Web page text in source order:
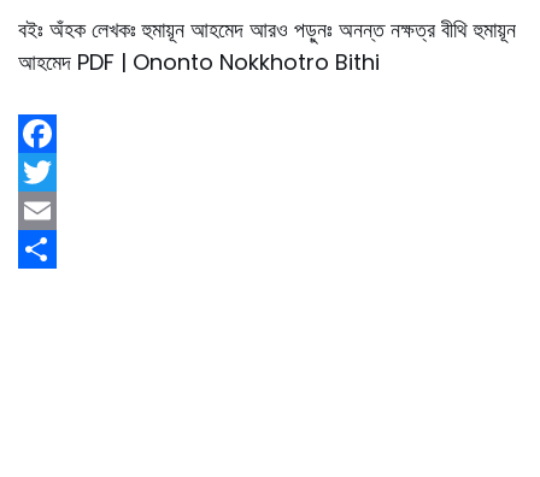
বইঃ অঁহক লেখকঃ হুমায়ূন আহমেদ আরও পড়ুনঃ অনন্ত নক্ষত্র বীথি হুমায়ূন
আহমেদ PDF | Ononto Nokkhotro Bithi
F
a
c
T
w
E